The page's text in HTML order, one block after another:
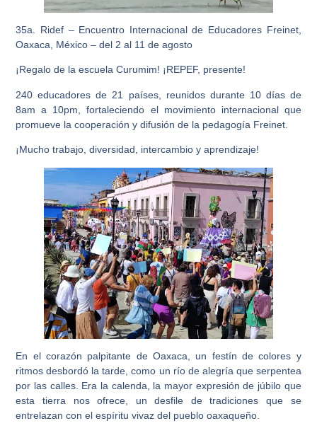
35a. Ridef – Encuentro Internacional de Educadores Freinet,
Oaxaca, México – del 2 al 11 de agosto
¡Regalo de la escuela Curumim! ¡REPEF, presente!
240 educadoresde 21 países, reunidos durante 10 días de
8am a 10pm, fortaleciendo el movimiento internacional que
promueve la cooperación y difusión de la pedagogía Freinet.
¡Mucho trabajo, diversidad, intercambio y aprendizaje!
En el corazón palpitante de Oaxaca, un festín de colores y
ritmos desbordó la tarde, como un río de alegría que serpentea
por las calles. Era la calenda, la mayor expresión de júbilo que
esta tierra nos ofrece, un desfile de tradiciones que se
entrelazan con el espíritu vivaz del pueblo oaxaqueño.